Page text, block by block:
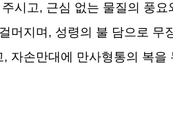
시고, 근심 없는 물질의 풍
머지며 , 성령의 불 담으로 무
, 자손만대에 만사형통의 복을